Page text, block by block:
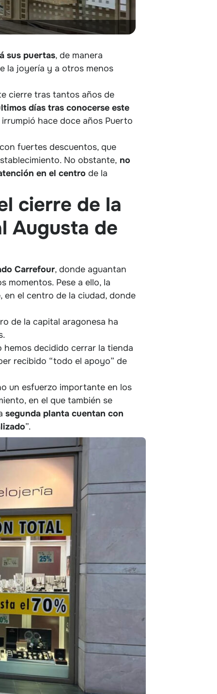
sus puertas, de manera
la joyería y a otros menos
cierre tras tantos años de
días tras conocerse este
hace doce años Puerto
fuertes descuentos, que
No obstante, no
en el centro de la
cierre de la
Augusta de
Carrefour, donde aguantan
momentos. Pese a ello, la
, en el centro de la ciudad, donde
de la capital aragonesa ha
hemos decidido cerrar la tienda
recibido “todo el apoyo” de
un esfuerzo importante en los
en el que también se
segunda planta cuentan con
”.